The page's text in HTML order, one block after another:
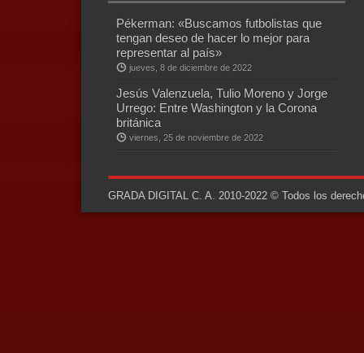
Pékerman: «Buscamos futbolistas que
tengan deseo de hacer lo mejor para
representar al país»
jueves, 8 de diciembre de 2022
Jesús Valenzuela, Tulio Moreno y Jorge
Urrego: Entre Washington y la Corona
británica
viernes, 25 de noviembre de 2022
GRADA DIGITAL C. A. 2010-2022 © Todos los